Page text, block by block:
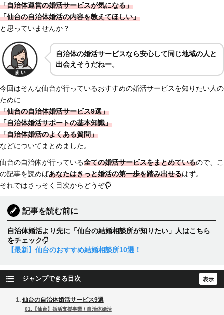
「自治体運営の婚活サービスが気になる」
「仙台の自治体婚活の内容を教えてほしい」
と思っていませんか？
自治体の婚活サービスなら安心して同じ地域の人と
出会えそうだねー。
今回はそんな仙台が行っているおすすめの婚活サービスを知りたい人の
ために
「仙台の自治体婚活サービス9選」
「自治体婚活サポートの基本知識」
「自治体婚活のよくある質問」
などについてまとめました。
仙台の自治体が行っている全ての婚活サービスをまとめているので、こ
の記事を読めばあなたはきっと婚活の第一歩を踏み出せるはず。
それではさっそく目次からどうぞ
記事を読む前に
自治体婚活より先に「仙台の結婚相談所が知りたい」人はこちら
をチェック
【最新】仙台のおすすめ結婚相談所10選！
ジャンプできる目次
仙台の自治体婚活サービス9選
01.【仙台】婚活支援事業 / 自治体婚活